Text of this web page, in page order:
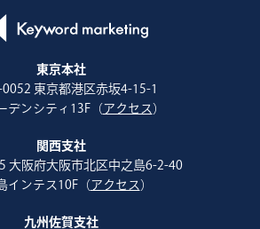
東京本社
0052 東京都港区赤坂4-15-1
デンシティ13F（アクセス ）
関西支社
大阪府大阪市北区中之島6-2-40
インテス10F（アクセス ）
九州佐賀支社